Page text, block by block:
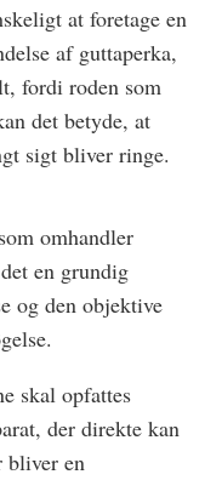
at foretage en
af guttaperka,
fordi roden som
det betyde, at
sigt bliver ringe.
omhandler
en grundig
og den objektive
skal opfattes
der direkte kan
bliver en